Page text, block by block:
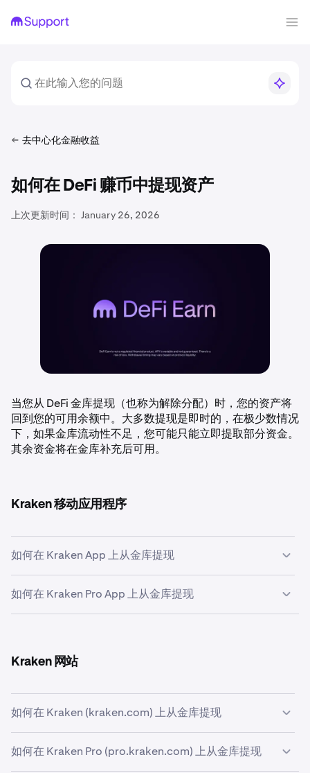
去中心化金融收益
如何在 DeFi 赚币中提现资产
上次更新时间： January 26, 2026
当您从 DeFi 金库提现（也称为解除分配）时，您的资产将
回到您的可用余额中。大多数提现是即时的，在极少数情况
下，如果金库流动性不足，您可能只能立即提取部分资金。
其余资金将在金库补充后可用。
Kraken 移动应用程序
如何在 Kraken App 上从金库提现
1 点击屏幕底部的投资组合图标，然后点击图表下方的赚
币卡片。
如何在 Kraken Pro App 上从金库提现
卡。然后点击
Kraken 网站
如何在 Kraken (kraken.com) 上从金库提现
1 首先，点击屏幕左侧的赚币选项卡。
如何在 Kraken Pro (pro.kraken.com) 上从金库提现